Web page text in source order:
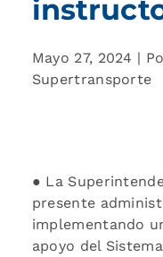
Mayo 27, 2024 |
Supertransporte
● La
presente
implementando
apoyo del